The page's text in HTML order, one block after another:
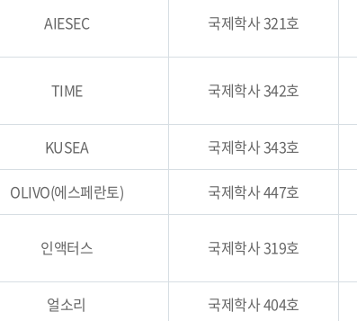
AIESEC 국제학사 321호
TIME 국제학사 342호
KUSEA 국제학사 343호
OLIVO(에스페란토) 국제학사 447호
인액터스 국제학사 319호
얼소리 국제학사 404호